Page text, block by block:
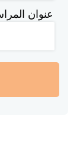
عنوان